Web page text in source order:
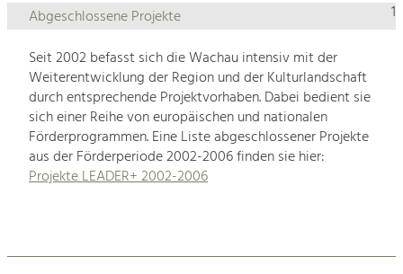
1
Abgeschlossene Projekte
Seit 2002 befasst sich die Wachau intensiv mit der
Weiterentwicklung der Region und der Kulturlandschaft
durch entsprechende Projektvorhaben. Dabei bedient sie
sich einer Reihe von europäischen und nationalen
Förderprogrammen. Eine Liste abgeschlossener Projekte
aus der Förderperiode 2002-2006 finden sie hier:
Projekte LEADER+ 2002-2006